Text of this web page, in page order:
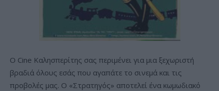
Ο Cine Καλησπερίτης σας περιμένει για μια ξεχωριστή
βραδιά όλους εσάς που αγαπάτε το σινεμά και τις
προβολές μας. Ο «Στρατηγός» αποτελεί ένα κωμωδιακό